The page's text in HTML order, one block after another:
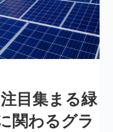
目集まる緑
関わるグラ